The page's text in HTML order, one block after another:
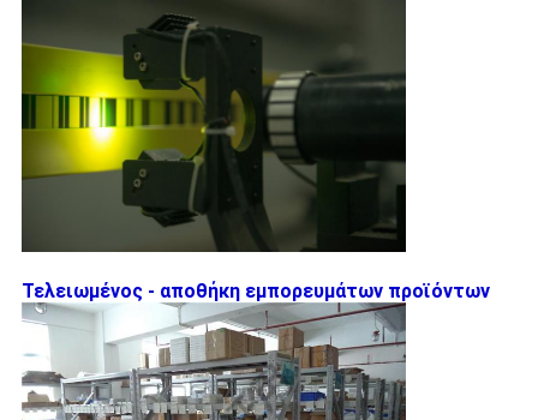
Τελειωμένος - αποθήκη εμπορευμάτων προϊόντων